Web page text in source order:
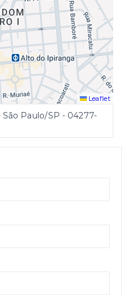
Leaflet
Paulo/SP - 04277-